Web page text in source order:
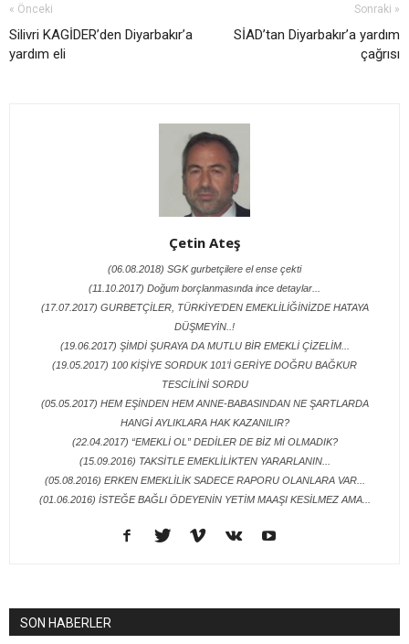
« Önceki
Silivri KAGİDER’den Diyarbakır’a
yardım eli
Sonraki »
SİAD’tan Diyarbakır’a yardım
çağrısı
Çetin Ateş
(06.08.2018) SGK gurbetçilere el ense çekti
(11.10.2017) Doğum borçlanmasında ince detaylar...
(17.07.2017) GURBETÇİLER, TÜRKİYE’DEN EMEKLİLİĞİNİZDE HATAYA
DÜŞMEYİN..!
(19.06.2017) ŞİMDİ ŞURAYA DA MUTLU BİR EMEKLİ ÇİZELİM...
(19.05.2017) 100 KİŞİYE SORDUK 101’İ GERİYE DOĞRU BAĞKUR
TESCİLİNİ SORDU
(05.05.2017) HEM EŞİNDEN HEM ANNE-BABASINDAN NE ŞARTLARDA
HANGİ AYLIKLARA HAK KAZANILIR?
(22.04.2017) “EMEKLİ OL” DEDİLER DE BİZ Mİ OLMADIK?
(15.09.2016) TAKSİTLE EMEKLİLİKTEN YARARLANIN...
(05.08.2016) ERKEN EMEKLİLİK SADECE RAPORU OLANLARA VAR...
(01.06.2016) İSTEĞE BAĞLI ÖDEYENİN YETİM MAAŞI KESİLMEZ AMA...
SON HABERLER